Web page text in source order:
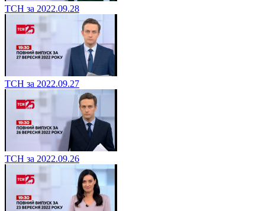
ТСН за 2022.09.28
ТСН за 2022.09.27
ТСН за 2022.09.26